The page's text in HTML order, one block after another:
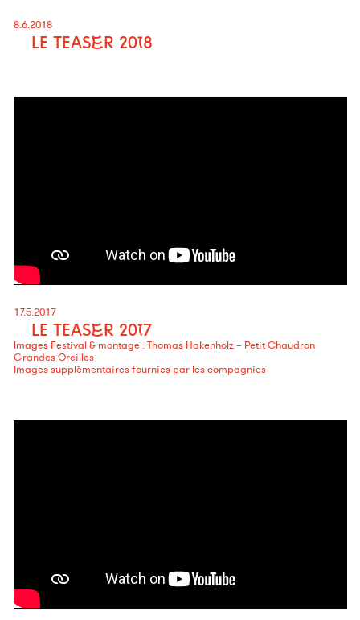
8.6.2018
LE TEASER 2018
17.5.2017
LE TEASER 2017
Images Festival & montage : Thomas Hakenholz – Petit Chaudron
Grandes Oreilles
Images supplémentaires fournies par les compagnies